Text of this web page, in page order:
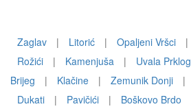
Zaglav | Litorić | Opaljeni Vršci |
Rožići
| Kamenjuša | Uvala Prklog
Brijeg
| Klačine | Zemunik Donji |
Dukati
| Pavičići | Boškovo Brdo